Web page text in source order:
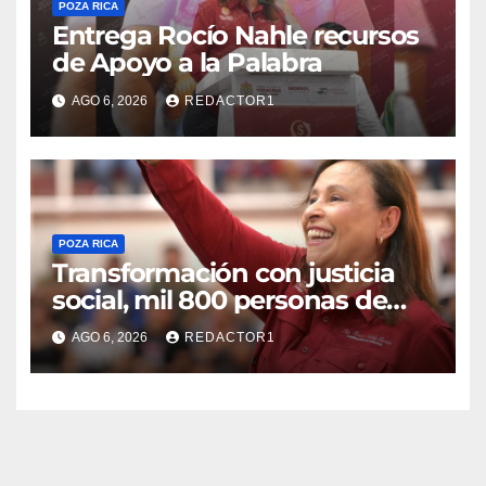
POZA RICA
Entrega Rocío Nahle recursos
de Apoyo a la Palabra
AGO 6, 2026 REDACTOR1
POZA RICA
Transformación con justicia
social, mil 800 personas de
siete municipios reciben
Apoyo a la Palabra: Rocío
Nahle
AGO 6, 2026 REDACTOR1